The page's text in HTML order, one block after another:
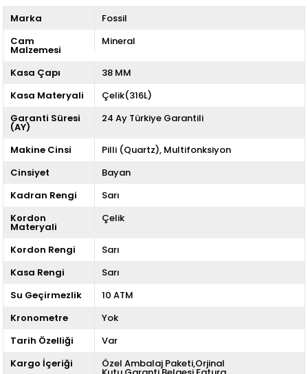
Marka
Fossil
Cam
Malzemesi
Mineral
Kasa Çapı
38 MM
Kasa Materyali
Çelik(316L)
Garanti Süresi
(AY)
24 Ay Türkiye Garantili
Makine Cinsi Pilli (Quartz) Multifonksiyon
Cinsiyet
Bayan
Kadran Rengi
Sarı
Kordon
Materyali
Çelik
Kordon Rengi
Sarı
Kasa Rengi
Sarı
Su Geçirmezlik
10 ATM
Kronometre
Yok
Tarih Özelliği
Var
Kargo İçeriği
Özel Ambalaj Paketi,Orjinal